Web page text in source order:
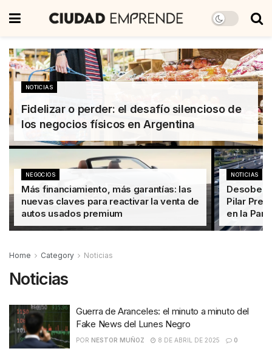
NOTICIAS
Fidelizar o perder: el desafío silencioso de
los negocios físicos en Argentina
NEGOCIOS
Más financiamiento, más garantías: las
nuevas claves para reactivar la venta de
autos usados premium
NOTICIAS
Pilar
en la
Home Category Noticias
Noticias
Guerra de Aranceles: el minuto a minuto del
Fake News del Lunes Negro
POR NESTOR MUÑOZ 8 DE ABRIL DE 2025 0